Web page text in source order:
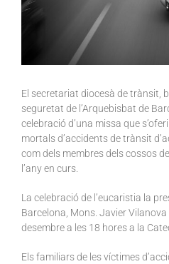
El secretariat diocesà de trànsit,
seguretat de l’Arquebisbat de
celebració d’una missa que
mortals d’accidents de trànsit
com dels membres dels cossos
l’any en curs.
La celebració de l’eucaristia la
Barcelona, Mons. Javier
desembre a les 18 hores a la
Els familiars de les víctimes